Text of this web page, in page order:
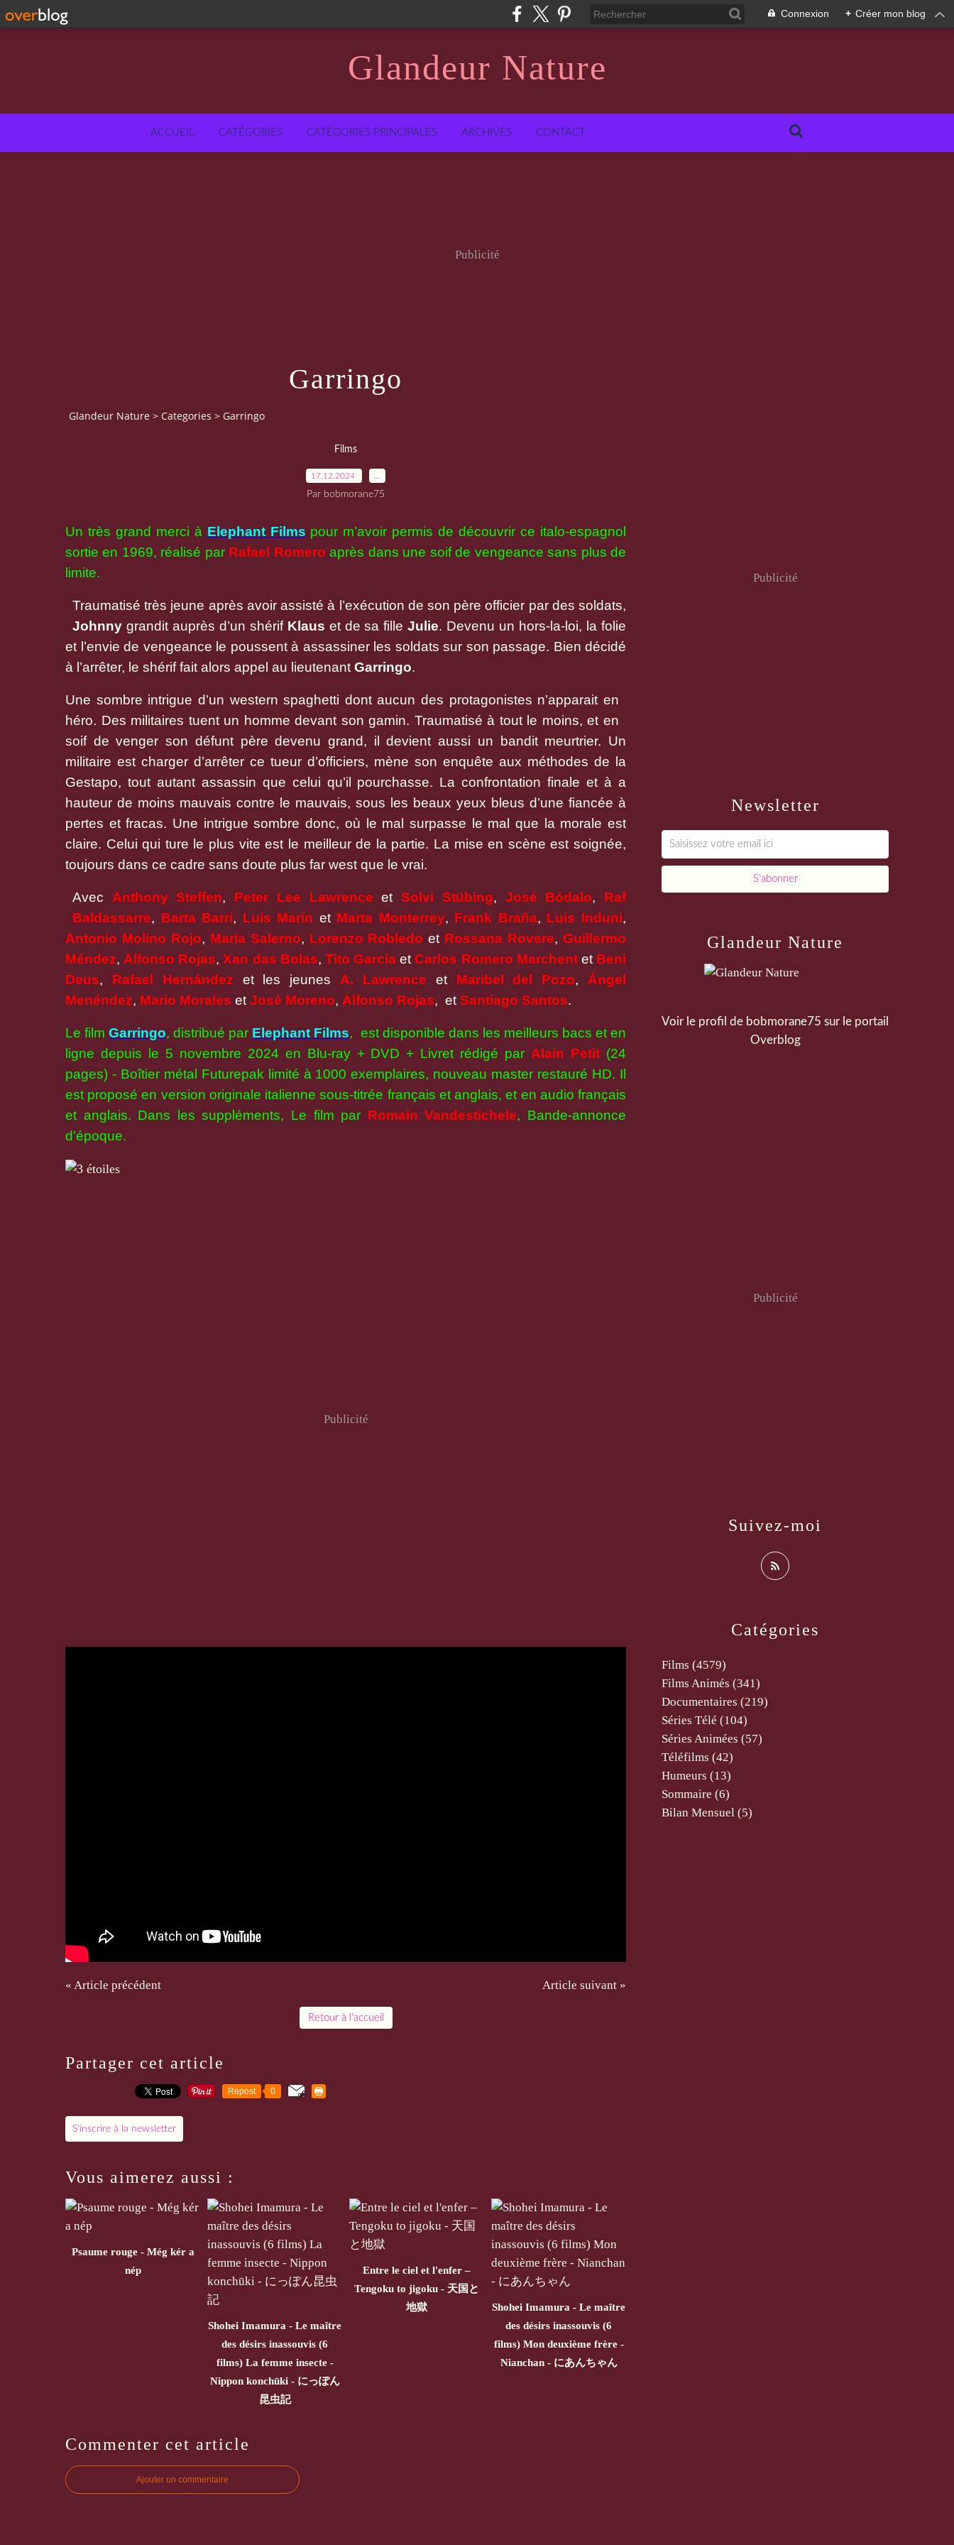
Connexion + Créer mon blog
Glandeur Nature
ACCUEIL CATÉGORIES CATÉGORIES PRINCIPALES ARCHIVES CONTACT
Publicité
Garringo
Glandeur Nature > Categories > Garringo
Films
17.12.2024
Par bobmorane75
Un très grand merci à Elephant Films pour m’avoir permis de découvrir ce italo-espagnol
sortie en 1969, réalisé par Rafael Romeroaprès dans une soif de vengeance sans plus de
limite.
Traumatisé très jeune après avoir assisté à l’exécution de son père officier par des soldats,
Johnny grandit auprès d’un shérif Klaus et de sa filleJulie. Devenu un hors-la-loi, la folie
et l’envie de vengeance le poussent à assassiner les soldats sur son passage. Bien décidé
à l’arrêter, le shérif fait alors appel au lieutenant Garringo.
Une sombre intrigue d’un western spaghetti dont aucun des protagonistes n’apparait en
héro. Des militaires tuent un homme devant son gamin. Traumatisé à tout le moins, et en
soif de venger son défunt père devenu grand, il devient aussi un bandit meurtrier. Un
militaire est charger d’arrêter ce tueur d’officiers, mène son enquête aux méthodes de la
Gestapo, tout autant assassin que celui qu’il pourchasse. La confrontation finale et à a
hauteur de moins mauvais contre le mauvais, sous les beaux yeux bleus d’une fiancée à
pertes et fracas. Une intrigue sombre donc, où le mal surpasse le mal que la morale est
claire. Celui qui ture le plus vite est le meilleur de la partie. La mise en scène est soignée,
toujours dans ce cadre sans doute plus far west que le vrai.
Avec Anthony Steffen, Peter Lee LawrenceetSolvi Stübing, José Bódalo, Raf
Baldassarre, Barta Barri, Luis Marín et Marta Monterrey, Frank Braña, Luis Induni,
Antonio Molino Rojo, María Salerno, Lorenzo Robledo et Rossana Rovere,Guillermo
Méndez, Alfonso Rojas,Xan das Bolas, Tito GarcíaetCarlos Romero Marchentet Beni
Deus, Rafael Hernández et les jeunes A. Lawrence et Maribel del Pozo, Ángel
Menéndez, Mario Morales et José Moreno, Alfonso Rojas, et Santiago Santos.
Le filmGarringo, distribué par Elephant Films, est disponible dans les meilleurs bacs et en
ligne depuis le 5 novembre 2024 en Blu-ray + DVD + Livret rédigé par Alain Petit (24
pages) - Boîtier métal Futurepak limité à 1000 exemplaires, nouveau master restauré HD. Il
est proposé en version originale italienne sous-titrée français et anglais, et en audio français
et anglais. Dans les suppléments, Le film par Romain Vandestichele, Bande-annonce
d’époque.
Publicité
« Article précédent Article suivant »
Retour à l'accueil
Partager cet article
Repost 0
S'inscrire à la newsletter
Vous aimerez aussi :
Psaume rouge - Még kér a
nép
Shohei Imamura - Le maître
des désirs inassouvis (6
films) La femme insecte -
Nippon konchūki - にっぽん
昆虫記
Entre le ciel et l'enfer –
Tengoku to jigoku - 天国と
地獄
Shohei Imamura - Le maître
des désirs inassouvis (6
films) Mon deuxième frère -
Nianchan - にあんちゃん
Commenter cet article
Ajouter un commentaire
Newsletter
Publicité
Catégories
Films (4579)
Films Animés (341)
Documentaires (219)
Séries Télé (104)
Séries Animées (57)
Téléfilms (42)
Humeurs (13)
Sommaire (6)
Bilan Mensuel (5)
Glandeur Nature
Voir le profil de bobmorane75 sur le portail
Overblog
Suivez-moi
Publicité